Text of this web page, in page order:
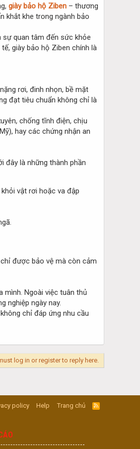
giày bảo hộ Ziben – thương
khắt khe trong ngành bảo
quan tâm đến sức khỏe
giày bảo hộ Ziben chính là
rơi, đinh nhọn, bề mặt
đạt tiêu chuẩn không chỉ là
chống tĩnh điện, chịu
hay các chứng nhận an
đây là những thành phần
vật rơi hoặc va đập
được bảo vệ mà còn cảm
mình. Ngoài việc tuân thủ
nghiệp ngày nay.
chỉ đáp ứng nhu cầu
log in or register to reply here.
policy Help Trang chủ
R
S